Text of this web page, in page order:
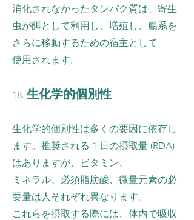
消化されなかったタンパク質は、寄生
虫が餌として利用し、増殖し、腸系を
さらに移動するための宿主として
使用されます。
18. 生化学的個別性
生化学的個別性は多くの要因に依存し
ます。推奨される 1 日の摂取量 (RDA)
はありますが、ビタミン、
ミネラル、必須脂肪酸、微量元素の必
要量は人それぞれ異なります。
これらを摂取する際には、体内で吸収